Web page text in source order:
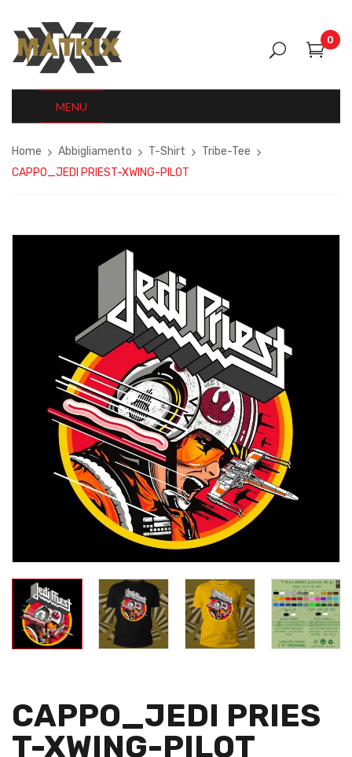
0
MENU
Home Abbigliamento T-Shirt
Tribe-Tee
CAPPO_JEDI PRIEST-XWING-PILOT
CAPPO_JEDI PRIES
T-XWING-PILOT